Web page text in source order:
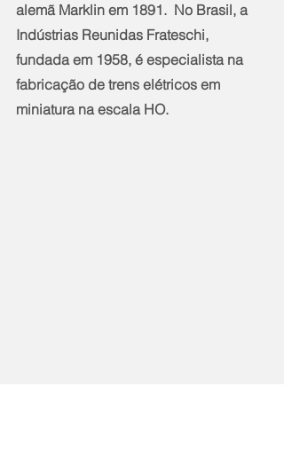
alemã Marklin em 1891.  No Brasil, a
Indústrias Reunidas Frateschi,
fundada em 1958, é especialista na
fabricação de trens elétricos em
miniatura na escala HO.